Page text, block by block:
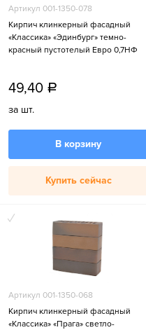
Артикул 001-1350-078
Кирпич клинкерный фасадный
«Классика» «Эдинбург» темно-
красный пустотелый Евро 0,7НФ
49,40 a
за шт.
В корзину
Купить сейчас
Артикул 001-1350-068
Кирпич клинкерный фасадный
«Классика» «Прага» светло-